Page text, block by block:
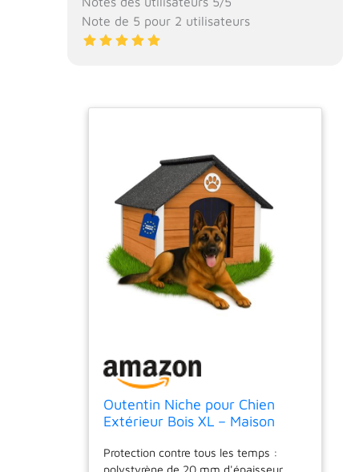
Note de 5 pour 2 utilisateurs
Outentin Niche pour Chien
Extérieur Bois XL – Maison
Chiens Jardin XL avec Toit
Protection contre tous les temps :
polystyrène de 20 mm d'épaisseur